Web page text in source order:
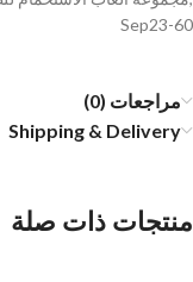
Sep23-60
مراجعات (0)
Shipping & Delivery
منتجات ذات صلة